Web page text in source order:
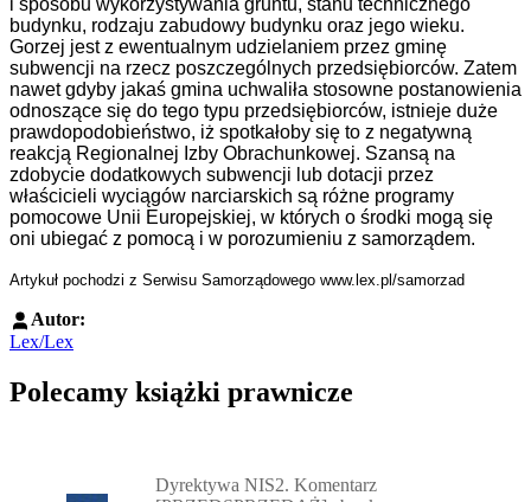
budynku, rodzaju zabudowy budynku oraz jego wieku.
Gorzej jest z ewentualnym udzielaniem przez gminę
subwencji na rzecz poszczególnych przedsiębiorców. Zatem
nawet gdyby jakaś gmina uchwaliła stosowne postanowienia
odnoszące się do tego typu przedsiębiorców, istnieje duże
prawdopodobieństwo, iż spotkałoby się to z negatywną
reakcją Regionalnej Izby Obrachunkowej. Szansą na
zdobycie dodatkowych subwencji lub dotacji przez
właścicieli wyciągów narciarskich są różne programy
pomocowe Unii Europejskiej, w których o środki mogą się
oni ubiegać z pomocą i w porozumieniu z samorządem.
Artykuł pochodzi z Serwisu Samorządowego www.lex.pl/samorzad
Autor:
Lex/Lex
Polecamy książki prawnicze
Dyrektywa NIS2. Komentarz